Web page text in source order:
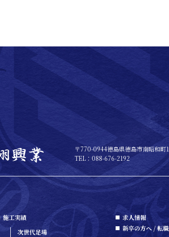
施工実績
次世代足場
求人情報
新卒の方へ / 転
〒770-0944徳島県徳島市南昭和町
TEL：088-676-2192